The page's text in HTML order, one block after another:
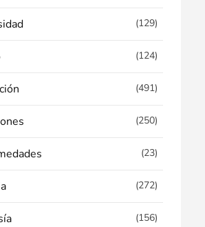
(129)
(124)
(491)
(250)
(23)
(272)
(156)